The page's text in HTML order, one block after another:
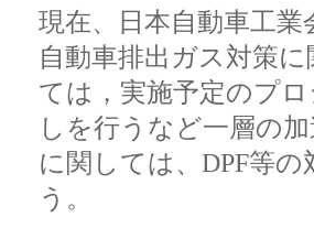
現在、日本自動車工
自動車排出ガス対策
ては，実施予定のプ
しを行うなど一層の
に関しては、DPF等
う。